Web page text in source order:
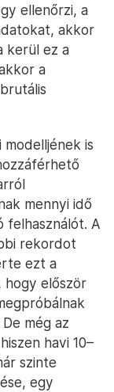
ellenőrzi, a
akkor
kerül ez a
a
is
mennyi idő
felhasználót. A
rekordot
ezt a
hogy először
még az
havi 10–
szinte
egy